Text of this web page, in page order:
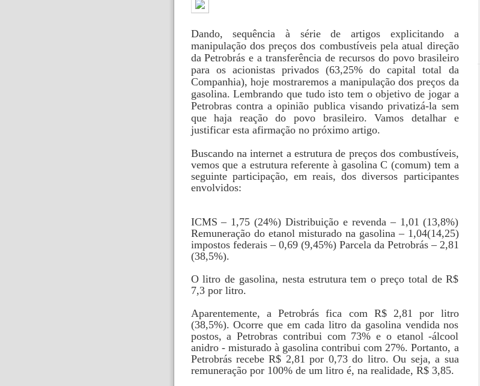
Dando, sequência à série de artigos explicitando a
manipulação dos preços dos combustíveis pela atual direção
da Petrobráse a transferência de recursos do povo brasileiro
para os acionistas privados (63,25% do capital total da
Companhia), hoje mostraremos a manipulação dos preços da
gasolina. Lembrando que tudo isto tem o objetivo de jogar a
Petrobras contra a opinião publica visando privatizá-la sem
que haja reação do povo brasileiro. Vamos detalhar e
justificar esta afirmação no próximo artigo.
Buscando na internet a estrutura de preços dos combustíveis,
vemos que a estrutura referente à gasolina C (comum) tem a
seguinte participação, em reais, dos diversos participantes
envolvidos:
ICMS – 1,75 (24%) Distribuição e revenda – 1,01 (13,8%)
Remuneração do etanol misturado na gasolina – 1,04(14,25)
impostos federais – 0,69 (9,45%) Parcela da Petrobrás – 2,81
(38,5%).
O litro de gasolina, nesta estrutura tem o preço total de R$
7,3 por litro.
Aparentemente, a Petrobrás fica com R$ 2,81 por litro
(38,5%). Ocorre que em cada litro da gasolina vendida nos
postos, a Petrobras contribui com 73% e o etanol -álcool
anidro - misturado à gasolina contribui com 27%. Portanto, a
Petrobrás recebe R$ 2,81 por 0,73 do litro. Ou seja, a sua
remuneração por 100% de um litro é, na realidade, R$ 3,85.